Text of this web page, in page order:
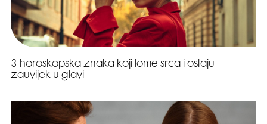
3 horoskopska znaka koji lome srca i ostaju
zauvijek u glavi